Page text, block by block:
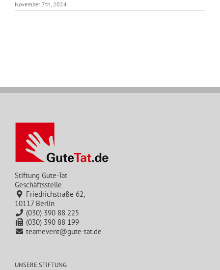
November 7th, 2024
Stiftung Gute-Tat
Geschäftsstelle
Friedrichstraße 62,
10117 Berlin
(030) 390 88 225
(030) 390 88 199
teamevent@gute-tat.de
UNSERE STIFTUNG